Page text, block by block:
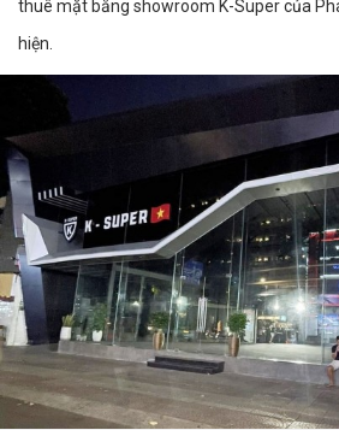
thuê mặt bằng showroom K-Super của
hiện.